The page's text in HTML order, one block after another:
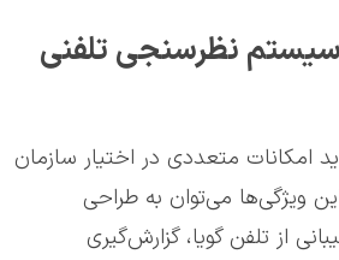
نظرسنجی تلفنی
امکانات متعددی در اختیار سازمان
ویژگی‌ها می‌توان به طراحی
از تلفن گویا، گزارش‌گیری